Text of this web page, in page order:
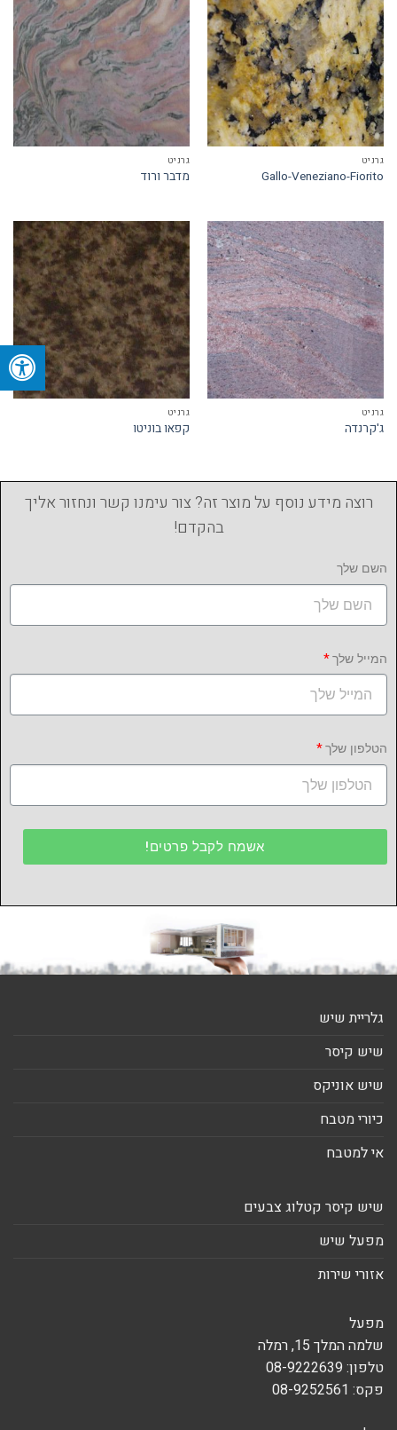
גרניט
Gallo-Veneziano-Fiorito
גרניט
מדבר ורוד
גרניט
ג'קרנדה
גרניט
קפאו בוניטו
רוצה מידע נוסף על מוצר זה? צור עימנו קשר ונחזור אליך
בהקדם!
השם שלך
המייל שלך
הטלפון שלך
אשמח לקבל פרטים!
גלריית שיש
שיש קיסר
שיש אוניקס
כיורי מטבח
אי למטבח
שיש קיסר קטלוג צבעים
מפעל שיש
אזורי שירות
מפעל
שלמה המלך 15, רמלה
טלפון: 08-9222639
פקס: 08-9252561